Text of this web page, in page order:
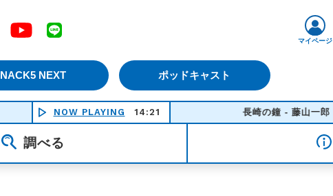
Facebook YouTube
NACK5 NEXT ポッドキャスト
マイページ
NOW PLAYING 14:21 長崎の鐘 - 藤山一郎
調べる